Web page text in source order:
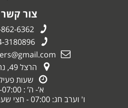
צור קשר
6362
3180896
הרצל 49, נתניה
שעות
א’- ה’ : 20:00-07:00
ו' וערב חג: 07:00 - חצי שעה לפני כניסת השבת